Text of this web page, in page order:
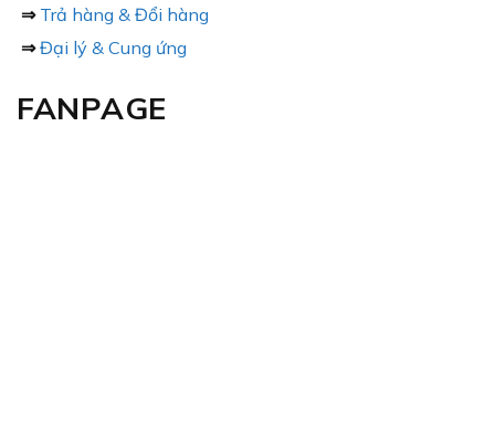
⇒ Trả hàng & Đổi hàng
⇒ Đại lý & Cung ứng
FANPAGE